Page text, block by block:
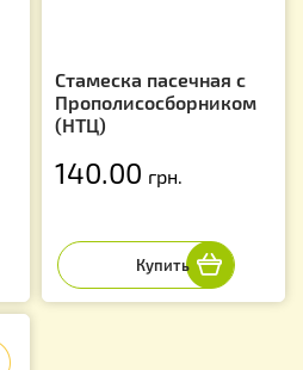
Стамеска пасечная с
Прополисосборником
(НТЦ)
140.00 грн.